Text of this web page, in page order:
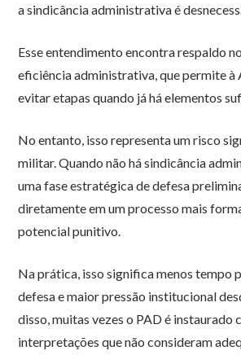
a sindicância administrativa é
Esse entendimento encontra respaldo
eficiência administrativa, que permite à
evitar etapas quando já há elementos
No entanto, isso representa um risco
militar. Quando não há sindicância
uma fase estratégica de defesa
diretamente em um processo mais
potencial punitivo.
Na prática, isso significa menos tempo
defesa e maior pressão institucional
disso, muitas vezes o PAD é instaurado
interpretações que não consideram